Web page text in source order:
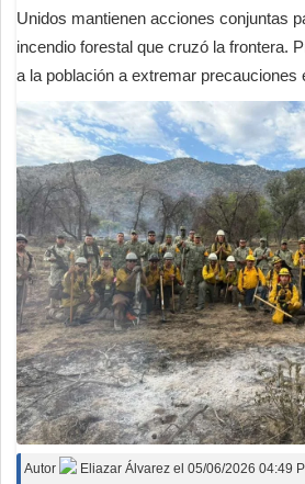
Unidos mantienen acciones conjuntas
incendio forestal que cruzó la frontera.
a la población a extremar precauciones
Autor Eliazar Álvarez el 05/06/2026 04:49